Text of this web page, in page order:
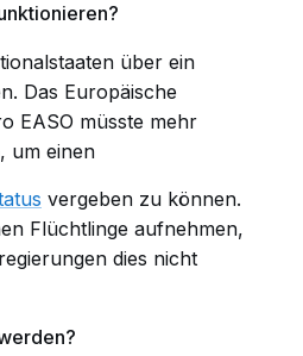
über ein
Das Europäische
EASO müsste mehr
um einen
vergeben zu können.
Flüchtlinge aufnehmen,
dies nicht